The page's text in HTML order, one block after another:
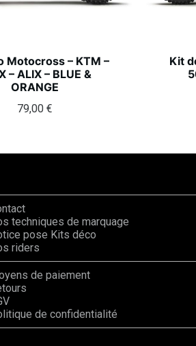
Motocross – KTM –
– ALIX – BLUE &
ORANGE
79,00 €
Kit
techniques de marquage
pose Kits déco
riders
de paiement
de confidentialité